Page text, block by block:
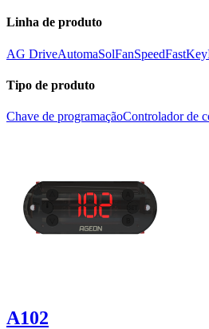
Linha de produto
AG DriveAutomaSolFanSpeedFastKey
Tipo de produto
Chave de programaçãoControlador de
A102